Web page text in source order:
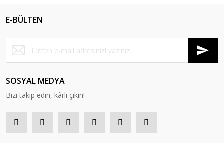
Hanedan Bakırcılık
Ocakbaşı Mangal & Et Teşhir Dolabı
E-BÜLTEN
SOSYAL MEDYA
Bizi takip edin, kârlı çıkın!